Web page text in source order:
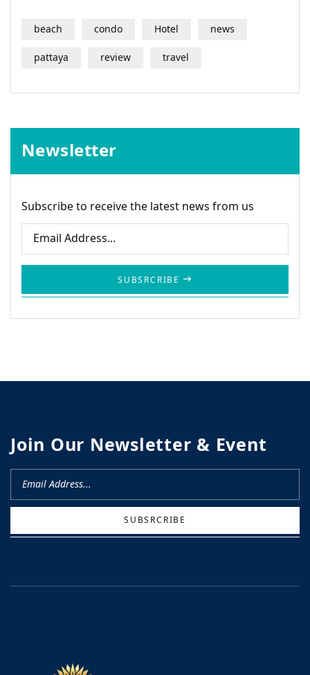
beach condo Hotel
news
pattaya
review travel
Newsletter
Subscribe to receive the latest news from us
SUBSRCRIBE
Join Our Newsletter & Event
SUBSRCRIBE